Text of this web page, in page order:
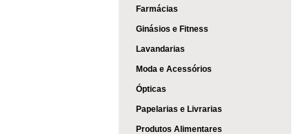
Farmácias
Ginásios e Fitness
Lavandarias
Moda e Acessórios
Ópticas
Papelarias e Livrarias
Produtos Alimentares